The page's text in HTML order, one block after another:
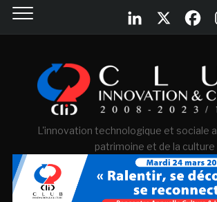
L'innovation technologique et sociale
patrimoine et de la culture